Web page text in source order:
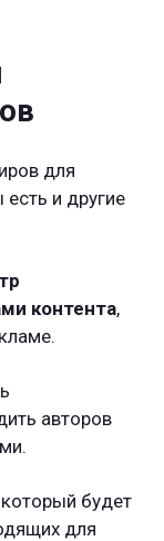
для
и другие
контента,
авторов
будет
для